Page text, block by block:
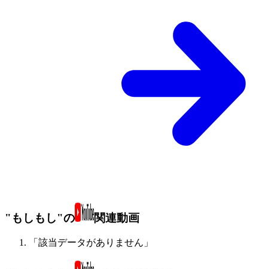
"もしもし"の 関連動画
「該当データがありません」